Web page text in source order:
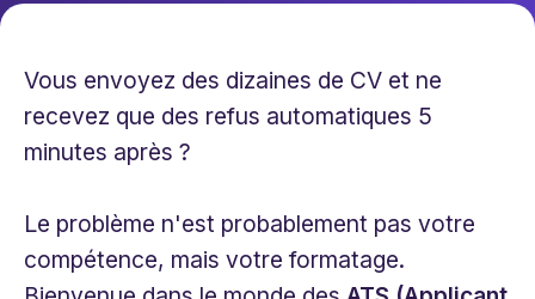
Vous envoyez des dizaines de CV et ne
recevez que des refus automatiques 5
minutes après ?
Le problème n'est probablement pas votre
compétence, mais votre formatage.